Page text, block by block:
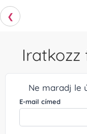
❮
Iratkozz
Ne maradj le
E-mail címed